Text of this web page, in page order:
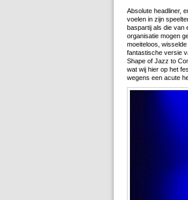
Absolute headliner,
voelen in zijn
baspartij als die van
organisatie mogen
moeiteloos,
fantastische versie
Shape of Jazz to
wat wij hier op het
wegens een acute